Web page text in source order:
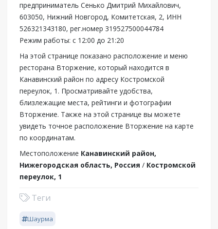
предприниматель Сенько Дмитрий Михайлович,
603050, Нижний Новгород, Комитетская, 2, ИНН
526321343180, рег.номер 319527500044784
Режим работы: с 12:00 до 21:20
На этой странице показано расположение и меню
ресторана Вторжение, который находится в
Канавинский район по адресу Костромской
переулок, 1. Просматривайте удобства,
близлежащие места, рейтинги и фотографии
Вторжение. Также на этой странице вы можете
увидеть точное расположение Вторжение на карте
по координатам.
Местоположение Канавинский район,
Нижегородская область, Россия / Костромской
переулок, 1
Теги
Шаурма